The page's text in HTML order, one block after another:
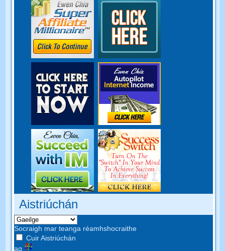
Aistriúchán
Socraigh mar teanga réamhshocraithe
Cuir Aistriúchán
ag